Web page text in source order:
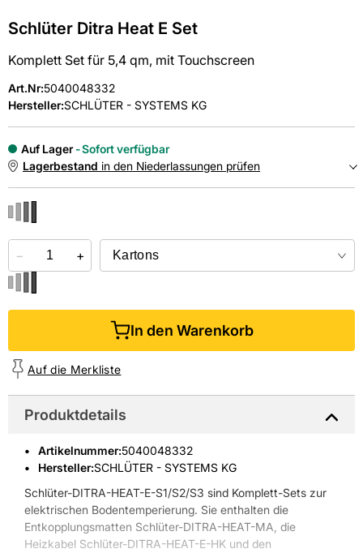
Schlüter Ditra Heat E Set
Komplett Set für 5,4 qm, mit Touchscreen
Art.Nr:5040048332
Hersteller:SCHLÜTER - SYSTEMS KG
Auf Lager
Sofort verfügbar
Lagerbestand in den Niederlassungen prüfen
Online kaufen &kostenlos
− +
In den Warenkorb
Auf die Merkliste
Produktdetails
Artikelnummer:5040048332
Hersteller:SCHLÜTER - SYSTEMS KG
Schlüter-DITRA-HEAT-E-S1/S2/S3 sind Komplett-Sets zur
elektrischen Bodentemperierung. Sie enthalten die
Entkopplungsmatten Schlüter-DITRA-HEAT-MA, die
Heizkabel Schlüter-DITRA-HEAT-E-HK und den